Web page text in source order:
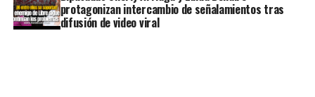
protagonizan intercambio de señalamientos tras
difusión de video viral